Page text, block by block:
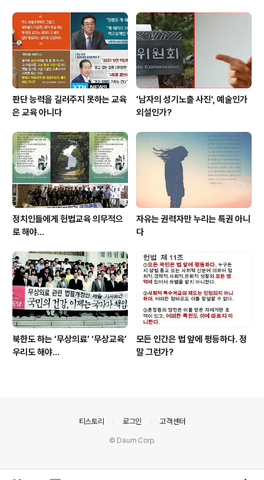
판단 능력을 길러주지 못하는 교육
은 교육 아니다
'남자의 성기노출 사진', 예술인가
외설인가?
정치인들에게 헌법교육 의무적으
로 해야…
자유는 권력자만 누리는 특권 아니
다
북한도 하는 ‘무상의료’ ‘무상교육’
우리도 해야...
모든 인간은 법 앞에 평등하다. 정
말 그런가?
티스토리 로그인 고객센터
© Daum Corp.